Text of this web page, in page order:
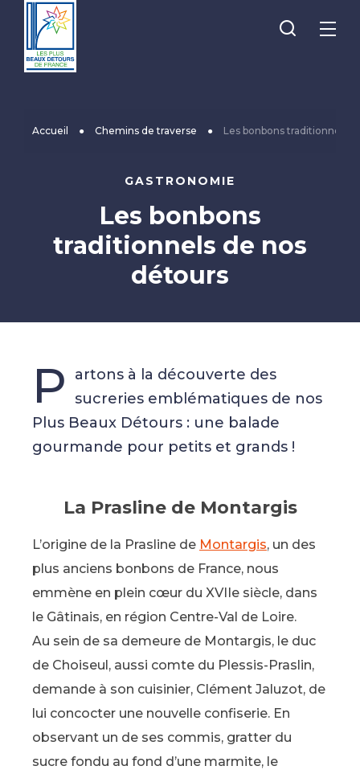
Beaux
Je
Menu
Accueil ● Chemins de traverse ● Les bonbons traditionnels
GASTRONOMIE
Les bonbons
traditionnels de nos
détours
P
artons à la découverte des
sucreries emblématiques de nos
Plus Beaux Détours : une balade
gourmande pour petits et grands !
La Prasline de Montargis
L’origine de la Prasline de Montargis, un des
plus anciens bonbons de France, nous
emmène en plein cœur du XVIIe siècle, dans
le Gâtinais, en région Centre-Val de Loire.
Au sein de sa demeure de Montargis, le duc
de Choiseul, aussi comte du Plessis-Praslin,
demande à son cuisinier, Clément Jaluzot, de
lui concocter une nouvelle confiserie. En
observant un de ses commis, gratter du
sucre fondu au fond d’une marmite, le